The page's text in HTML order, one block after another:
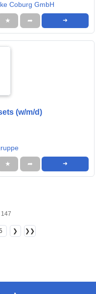
Coburg GmbH
★ ➦ ➜
(w/m/d)
★ ➦ ➜
❯ ❯❯